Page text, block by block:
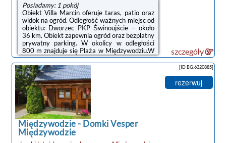
Posiadamy: 1 pokój
Obiekt Villa Marcin oferuje taras, patio oraz
widok na ogród. Odległość ważnych miejsc od
obiektu: Dworzec PKP Świnoujście – około
36 km. Obiekt zapewnia ogród oraz bezpłatny
prywatny parking. W okolicy w odległości
800 m znajduje się Plaża w Międzywodziu.W
domu wakacyjnym zapewniono kilka sypialni
(2), salon, aneks kuchenny z pełnym
wyposażeniem, w tym lodówką i
mikrofalówką, a także łazienkę (1).Odległość
ważnych miejsc od obiektu: Park Zdrojowy –
42 km, Baltic Park Molo Aquapark – 42
km.Doba hotelowa od godziny 16:00 do
10:00.W obiekcie obowiązuje zakaz
organizowania ...
szczegóły
Międzywodzie- Domki Vesper
Międzywodzie
[ID BG.6320885]
rezerwuj